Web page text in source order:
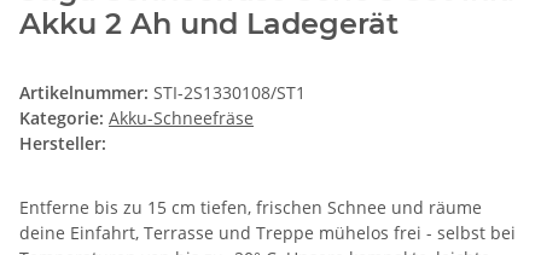
Akku 2 Ah und Ladegerät
Artikelnummer: STI-2S1330108/ST1
Kategorie: Akku-Schneefräse
Hersteller:
Entferne bis zu 15 cm tiefen, frischen Schnee und räume
deine Einfahrt, Terrasse und Treppe mühelos frei - selbst bei